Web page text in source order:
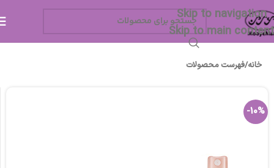
Skip to navigation
Skip to main content
خانه/فهرست محصولات
-10%